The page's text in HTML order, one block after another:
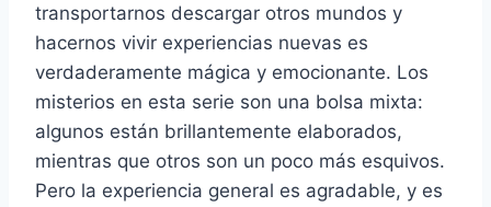
transportarnos descargar otros mundos y
hacernos vivir experiencias nuevas es
verdaderamente mágica y emocionante. Los
misterios en esta serie son una bolsa mixta:
algunos están brillantemente elaborados,
mientras que otros son un poco más esquivos.
Pero la experiencia general es agradable, y es